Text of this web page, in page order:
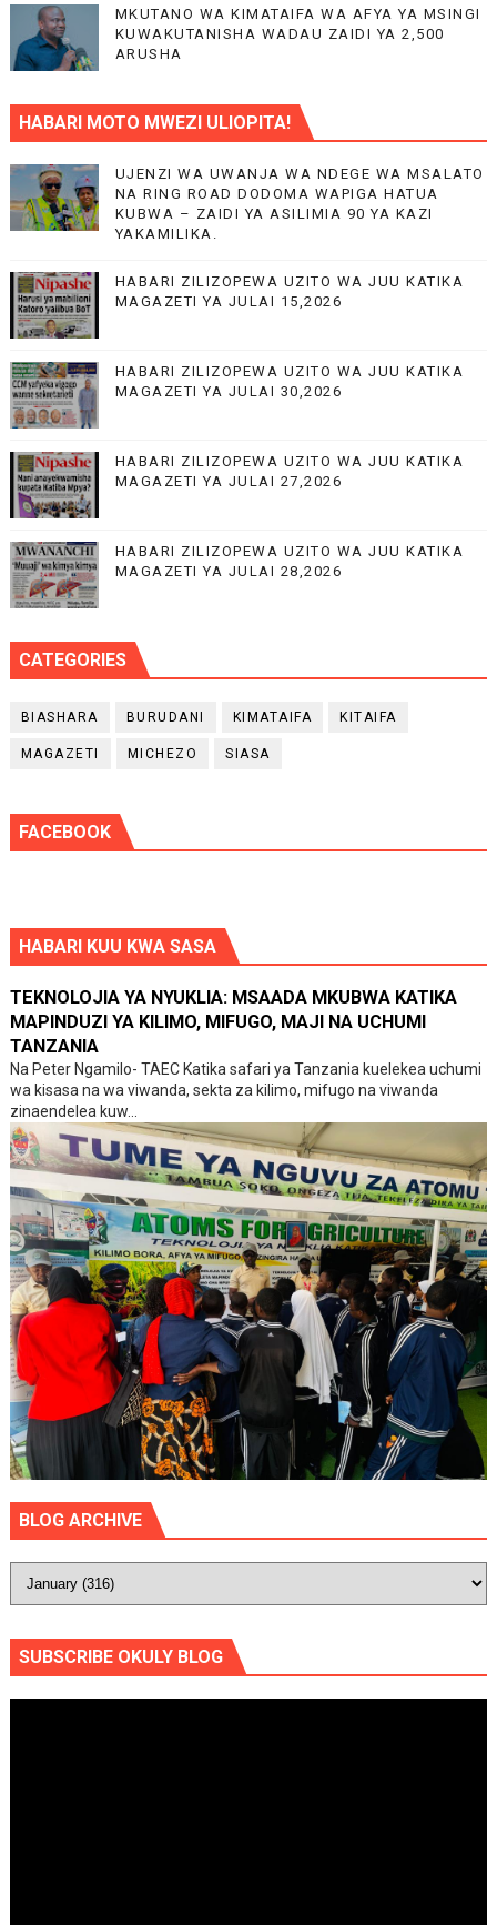
MKUTANO WA KIMATAIFA WA AFYA YA MSINGI
KUWAKUTANISHA WADAU ZAIDI YA 2,500
ARUSHA
HABARI MOTO MWEZI ULIOPITA!
UJENZI WA UWANJA WA NDEGE WA MSALATO
NA RING ROAD DODOMA WAPIGA HATUA
KUBWA – ZAIDI YA ASILIMIA 90 YA KAZI
YAKAMILIKA.
HABARI ZILIZOPEWA UZITO WA JUU KATIKA
MAGAZETI YA JULAI 15,2026
HABARI ZILIZOPEWA UZITO WA JUU KATIKA
MAGAZETI YA JULAI 30,2026
HABARI ZILIZOPEWA UZITO WA JUU KATIKA
MAGAZETI YA JULAI 27,2026
HABARI ZILIZOPEWA UZITO WA JUU KATIKA
MAGAZETI YA JULAI 28,2026
CATEGORIES
BIASHARA BURUDANI KIMATAIFA KITAIFA
MAGAZETI MICHEZO SIASA
FACEBOOK
HABARI KUU KWA SASA
TEKNOLOJIA YA NYUKLIA: MSAADA MKUBWA KATIKA
MAPINDUZI YA KILIMO, MIFUGO, MAJI NA UCHUMI
TANZANIA
Na Peter Ngamilo- TAEC Katika safari ya Tanzania kuelekea uchumi
wa kisasa na wa viwanda, sekta za kilimo, mifugo na viwanda
zinaendelea kuw...
BLOG ARCHIVE
SUBSCRIBE OKULY BLOG